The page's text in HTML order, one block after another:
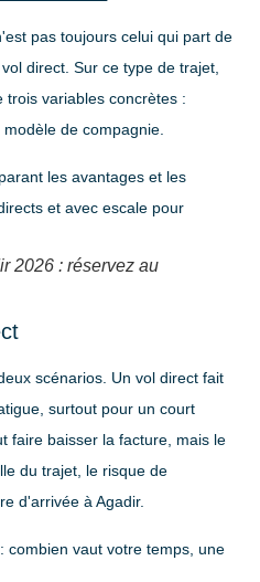
pas toujours celui qui part de
direct. Sur ce type de trajet,
trois variables concrètes :
de compagnie.
2026 : réservez au
scénarios. Un vol direct fait
surtout pour un court
faire baisser la facture, mais le
du trajet, le risque de
d'arrivée à Agadir.
combien vaut votre temps, une